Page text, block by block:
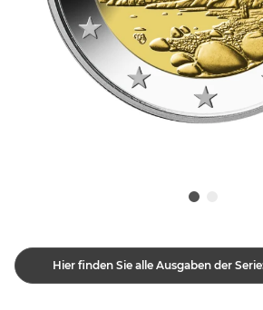
Hier finden Sie alle Ausgaben der